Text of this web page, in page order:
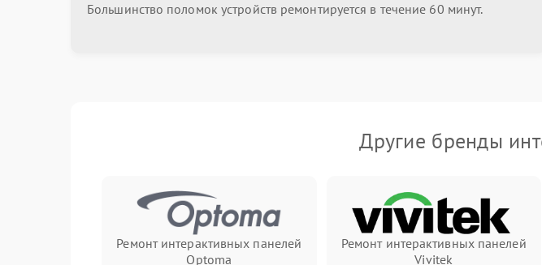
Большинство поломок устройств ремонтируется в течение 60 минут.
Другие бренды
Ремонт интерактивных панелей
Optoma
Ремонт интерактивных панелей
Vivitek